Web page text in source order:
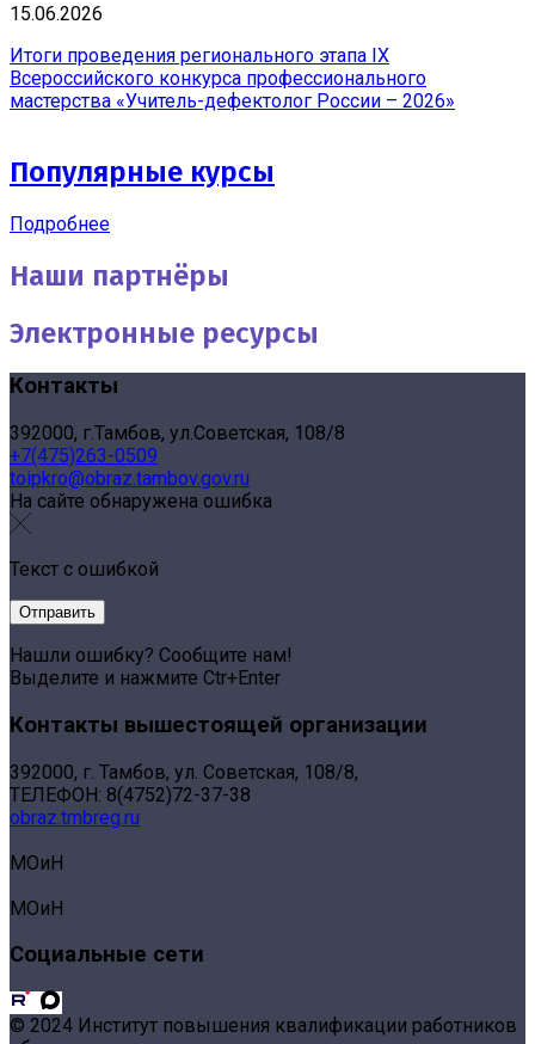
15.06.2026
Итоги проведения регионального этапа IX
Всероссийского конкурса профессионального
мастерства «Учитель-дефектолог России – 2026»
Популярные курсы
Подробнее
Наши партнёры
Электронные ресурсы
Контакты
392000, г.Тамбов, ул.Советская, 108/8
+7(475)263-0509
toipkro@obraz.tambov.gov.ru
На сайте обнаружена ошибка
Текст с ошибкой
Нашли ошибку? Сообщите нам!
Выделите и нажмите Ctr+Enter
Контакты вышестоящей организации
392000, г. Тамбов, ул. Советская, 108/8,
ТЕЛЕФОН: 8(4752)72-37-38
obraz.tmbreg.ru
МОиН
МОиН
Социальные сети
© 2024 Институт повышения квалификации работников